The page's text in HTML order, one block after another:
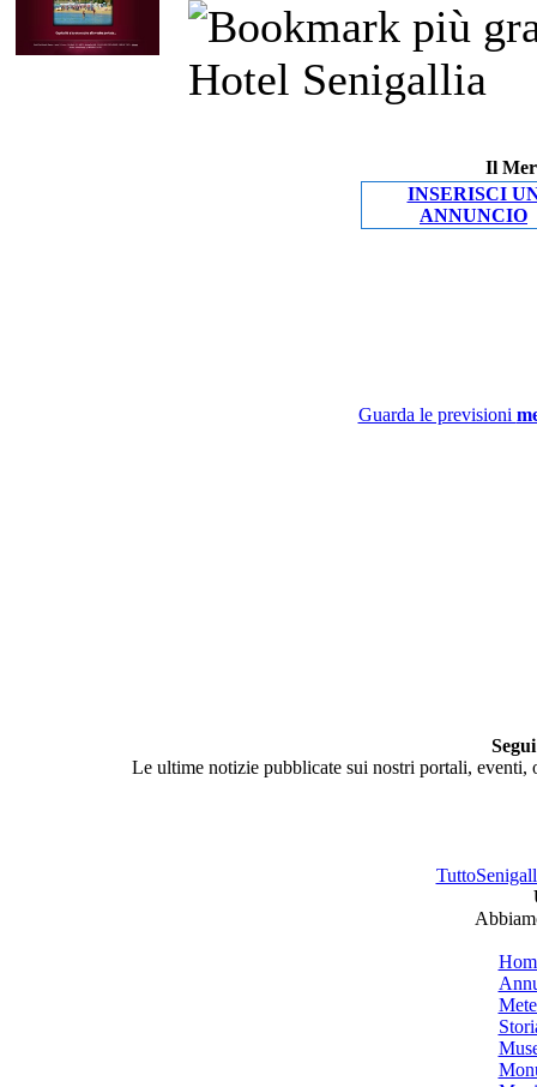
Hotel Senigallia
Il
INSERISCI
ANNUNCIO
Guarda le previsioni
Le ultime notizie pubblicate sui nostri portali,